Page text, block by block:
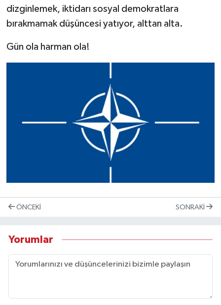
dizginlemek, iktidarı sosyal demokratlara
bırakmamak düşüncesi yatıyor, alttan alta.
Gün ola harman ola!
ÖNCEKI SONRAKI
Yorumlar